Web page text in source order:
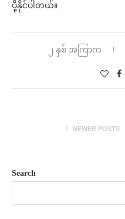
ပို့နိုင်ပါတယ်။
၂ နှစ် အကြာက
NEWER POSTS
Search